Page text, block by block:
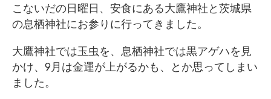
こないだの日曜日、安食にある大鷹神社と茨城県
の息栖神社にお参りに行ってきました。
大鷹神社では玉虫を、息栖神社では黒アゲハを見
かけ、9月は金運が上がるかも、とか思ってしまい
ました。